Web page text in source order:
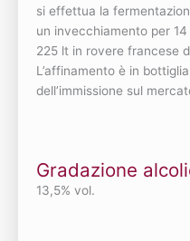
si effettua la
un invecchiamento per
225 lt in rovere francese
L’affinamento è in
dell’immissione sul
Gradazione
13,5% vol.